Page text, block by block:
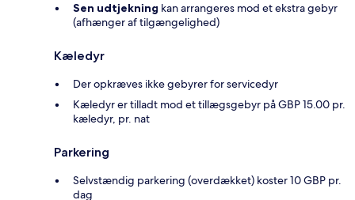
Sen udtjekning kan arrangeres mod et ekstra gebyr
(afhænger af tilgængelighed)
Kæledyr
Der opkræves ikke gebyrer for servicedyr
Kæledyr er tilladt mod et tillægsgebyr på GBP 15.00 pr.
kæledyr, pr. nat
Parkering
Selvstændig parkering (overdækket) koster 10 GBP pr.
dag